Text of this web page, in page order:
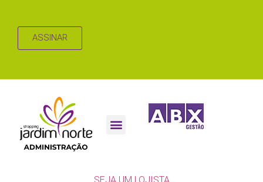
ASSINAR